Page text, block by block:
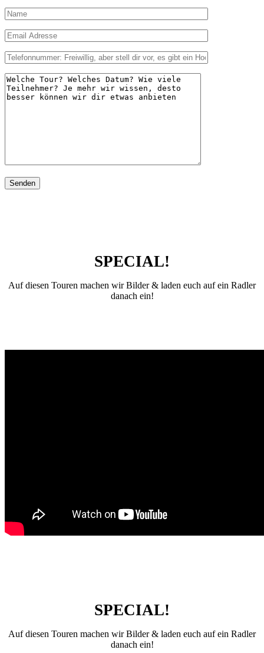
SPECIAL!
Auf diesen Touren machen wir Bilder & laden euch auf ein Radler
danach ein!
SPECIAL!
Auf diesen Touren machen wir Bilder & laden euch auf ein Radler
danach ein!